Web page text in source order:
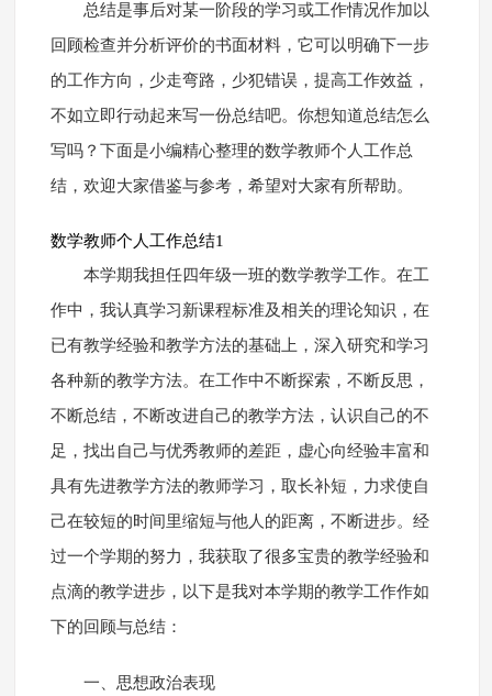
总结是事后对某一阶段的学习或工作情况作加以
回顾检查并分析评价的书面材料，它可以明确下一步
的工作方向，少走弯路，少犯错误，提高工作效益，
不如立即行动起来写一份总结吧。你想知道总结怎么
写吗？下面是小编精心整理的数学教师个人工作总
结，欢迎大家借鉴与参考，希望对大家有所帮助。
数学教师个人工作总结1
本学期我担任四年级一班的数学教学工作。在工
作中，我认真学习新课程标准及相关的理论知识，在
已有教学经验和教学方法的基础上，深入研究和学习
各种新的教学方法。在工作中不断探索，不断反思，
不断总结，不断改进自己的教学方法，认识自己的不
足，找出自己与优秀教师的差距，虚心向经验丰富和
具有先进教学方法的教师学习，取长补短，力求使自
己在较短的时间里缩短与他人的距离，不断进步。经
过一个学期的努力，我获取了很多宝贵的教学经验和
点滴的教学进步，以下是我对本学期的教学工作作如
下的回顾与总结：
一、思想政治表现